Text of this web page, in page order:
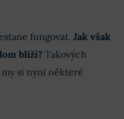
fungovat. Jak však
blíží? Takových
si nyní některé